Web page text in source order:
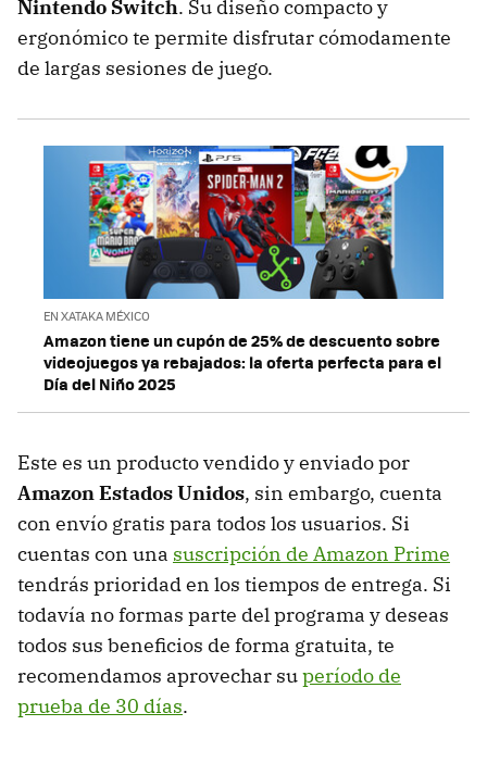
Nintendo Switch. Su diseño compacto y
ergonómico te permite disfrutar cómodamente
de largas sesiones de juego.
EN XATAKA MÉXICO
Amazon tiene un cupón de 25% de descuento sobre
videojuegos ya rebajados: la oferta perfecta para el
Día del Niño 2025
Este es un producto vendido y enviado por
Amazon Estados Unidos, sin embargo, cuenta
con envío gratis para todos los usuarios. Si
cuentas con una suscripción de Amazon Prime
tendrás prioridad en los tiempos de entrega. Si
todavía no formas parte del programa y deseas
todos sus beneficios de forma gratuita, te
recomendamos aprovechar superíodo de
prueba de 30 días.